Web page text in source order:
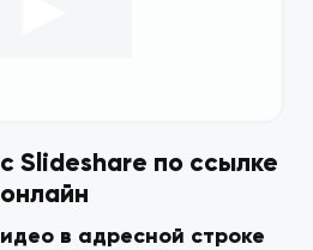
Slideshare по ссылке
онлайн
в адресной строке